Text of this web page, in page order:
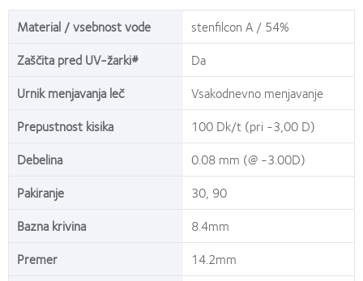
Material / vsebnost vode
stenfilcon A / 54%
Zaščita pred UV-žarki#
Da
Urnik menjavanja leč
Vsakodnevno menjavanje
Prepustnost kisika
100 Dk/t (pri -3,00 D)
Debelina
0.08 mm (@ -3.00D)
Pakiranje
30, 90
Bazna krivina
8.4mm
Premer
14.2mm